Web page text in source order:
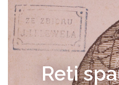
Reti